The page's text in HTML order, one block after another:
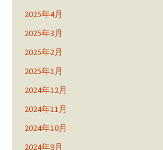
2025年4月
2025年3月
2025年2月
2025年1月
2024年12月
2024年11月
2024年10月
2024年9月